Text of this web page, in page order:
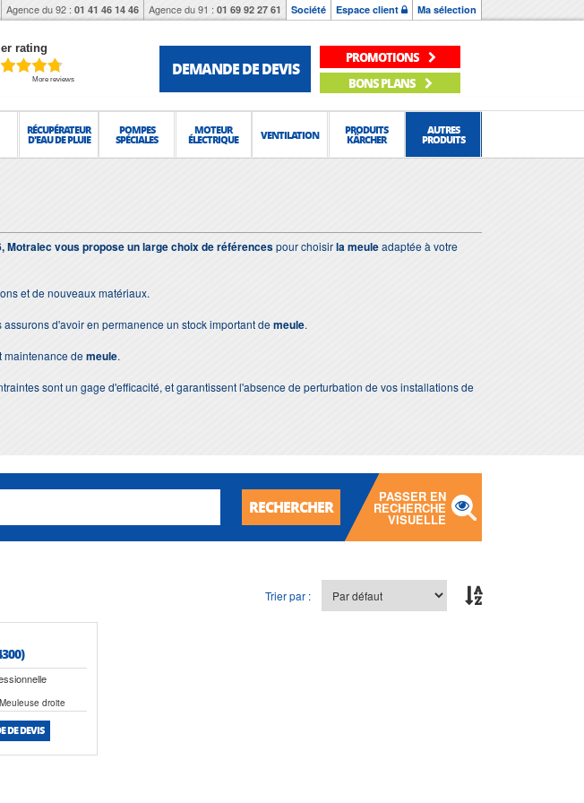
Agence du 92 : 01 41 46 14 46 Agence du 91 : 01 69 92 27 61 Société Espace client Ma sélection
rating
More reviews
DEMANDE DE DEVIS
PROMOTIONS
BONS PLANS
RÉCUPÉRATEUR
D'EAU DE PLUIE
POMPES
SPÉCIALES
MOTEUR
ÉLECTRIQUE VENTILATION PRODUITS
KÄRCHER
AUTRES
PRODUITS
Motralec vous propose un large choix de référencespour choisirla meuleadaptée à votre
et de nouveaux matériaux.
d'avoir en permanence un stock important demeule.
maintenance demeule.
sont un gage d'efficacité, et garantissent l'absence de perturbation de vos installations de
RECHERCHER
PASSER EN
RECHERCHE
VISUELLE
Trier par :
Meuleuse droite
DE DEVIS